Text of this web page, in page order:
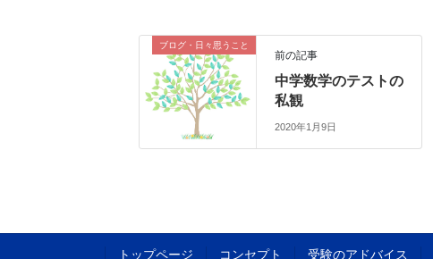
ブログ・日々思うこと
前の記事
中学数学のテストの
私観
2020年1月9日
トップページ コンセプト 受験のアドバイス